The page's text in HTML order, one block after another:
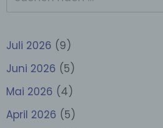
Juli 2026 (9)
Juni 2026 (5)
Mai 2026 (4)
April 2026 (5)